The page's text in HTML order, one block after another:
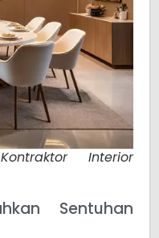
Interior
Sentuhan